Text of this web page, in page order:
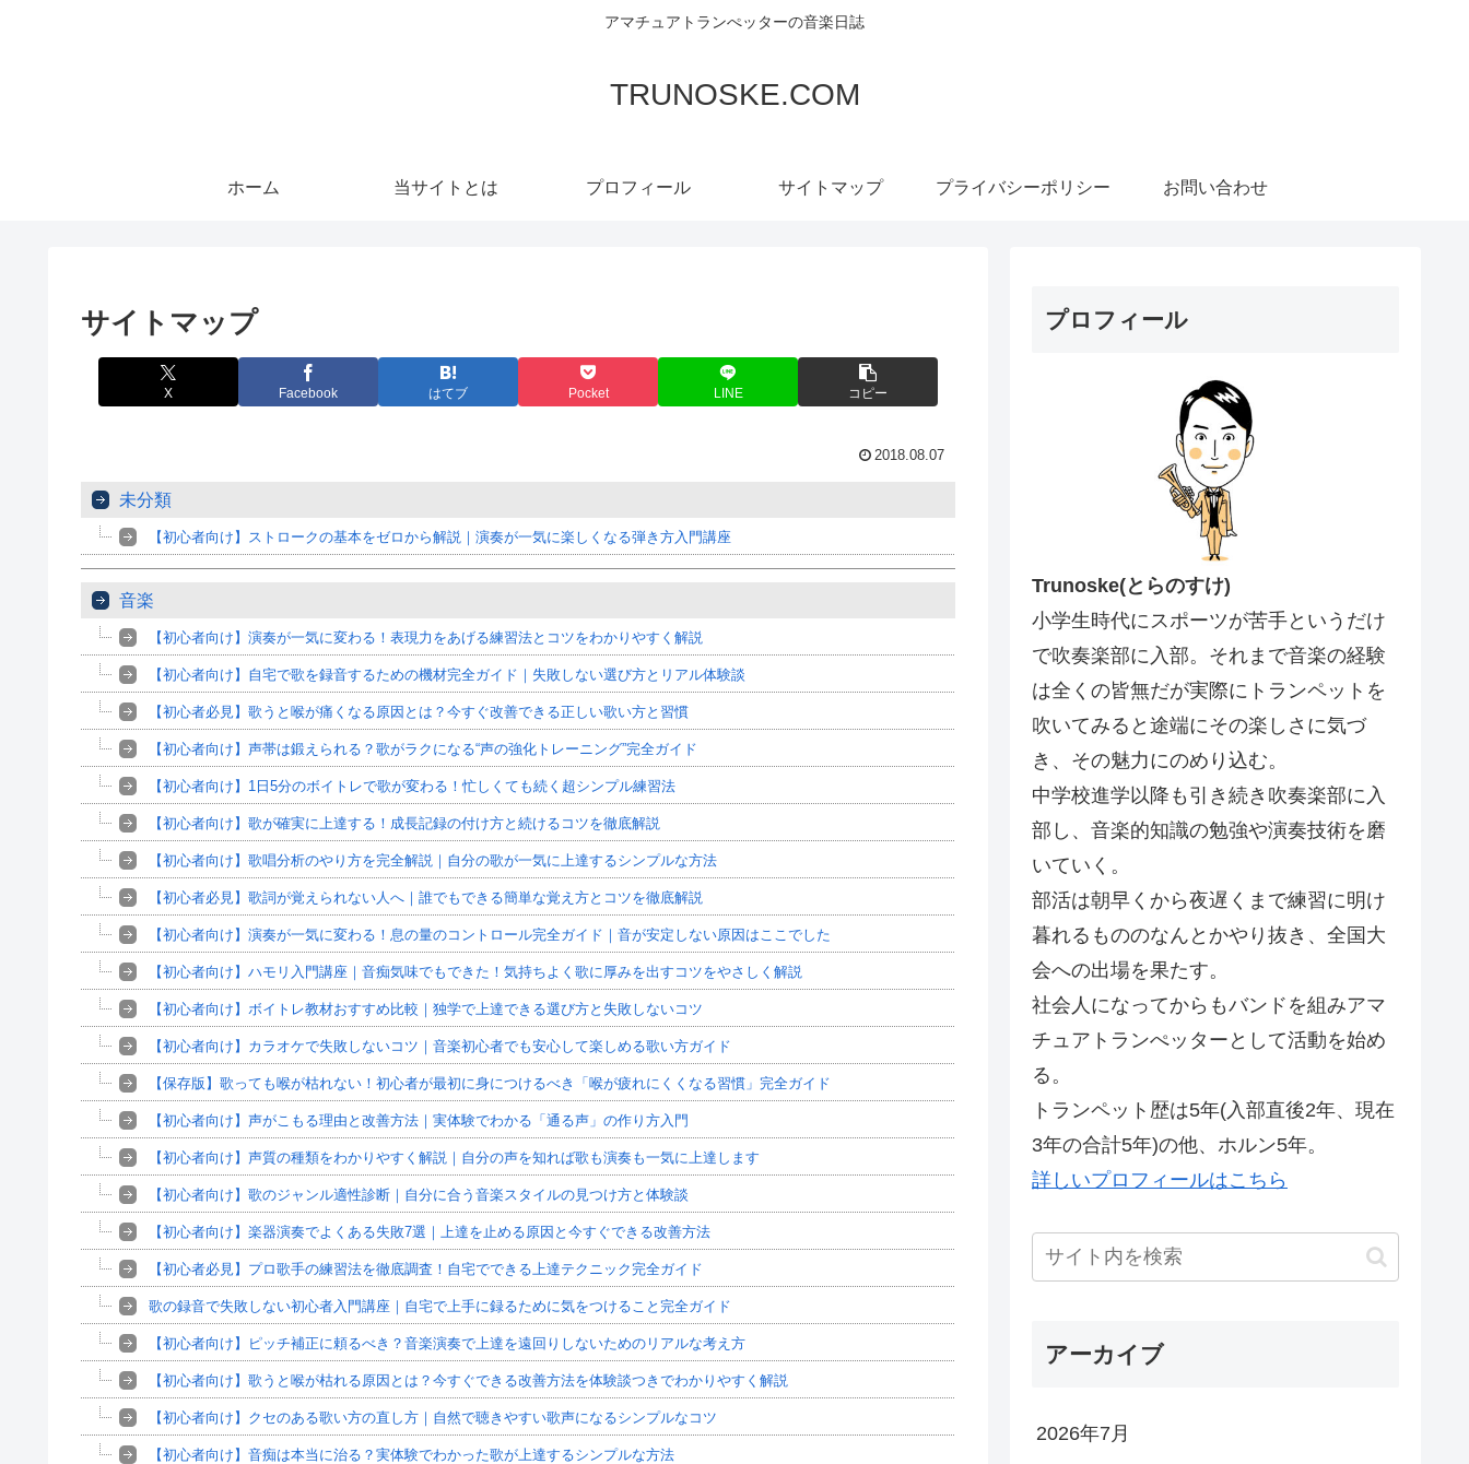
アマチュアトランぺッターの音楽日誌
TRUNOSKE.COM
ホーム 当サイトとは プロフィール サイトマップ プライバシーポリシー お問い合わせ
サイトマップ
X Facebook はてブ Pocket LINE コピー
2018.08.07
未分類
【初心者向け】ストロークの基本をゼロから解説｜演奏が一気に楽しくなる弾き方入門講座
音楽
【初心者向け】演奏が一気に変わる！表現力をあげる練習法とコツをわかりやすく解説
【初心者向け】自宅で歌を録音するための機材完全ガイド｜失敗しない選び方とリアル体験談
【初心者必見】歌うと喉が痛くなる原因とは？今すぐ改善できる正しい歌い方と習慣
【初心者向け】声帯は鍛えられる？歌がラクになる“声の強化トレーニング”完全ガイド
【初心者向け】1日5分のボイトレで歌が変わる！忙しくても続く超シンプル練習法
【初心者向け】歌が確実に上達する！成長記録の付け方と続けるコツを徹底解説
【初心者向け】歌唱分析のやり方を完全解説｜自分の歌が一気に上達するシンプルな方法
【初心者必見】歌詞が覚えられない人へ｜誰でもできる簡単な覚え方とコツを徹底解説
【初心者向け】演奏が一気に変わる！息の量のコントロール完全ガイド｜音が安定しない原因はここでした
【初心者向け】ハモリ入門講座｜音痴気味でもできた！気持ちよく歌に厚みを出すコツをやさしく解説
【初心者向け】ボイトレ教材おすすめ比較｜独学で上達できる選び方と失敗しないコツ
【初心者向け】カラオケで失敗しないコツ｜音楽初心者でも安心して楽しめる歌い方ガイド
【保存版】歌っても喉が枯れない！初心者が最初に身につけるべき「喉が疲れにくくなる習慣」完全ガイド
【初心者向け】声がこもる理由と改善方法｜実体験でわかる「通る声」の作り方入門
【初心者向け】声質の種類をわかりやすく解説｜自分の声を知れば歌も演奏も一気に上達します
【初心者向け】歌のジャンル適性診断｜自分に合う音楽スタイルの見つけ方と体験談
【初心者向け】楽器演奏でよくある失敗7選｜上達を止める原因と今すぐできる改善方法
【初心者必見】プロ歌手の練習法を徹底調査！自宅でできる上達テクニック完全ガイド
歌の録音で失敗しない初心者入門講座｜自宅で上手に録るために気をつけること完全ガイド
【初心者向け】ピッチ補正に頼るべき？音楽演奏で上達を遠回りしないためのリアルな考え方
【初心者向け】歌うと喉が枯れる原因とは？今すぐできる改善方法を体験談つきでわかりやすく解説
【初心者向け】クセのある歌い方の直し方｜自然で聴きやすい歌声になるシンプルなコツ
【初心者向け】音痴は本当に治る？実体験でわかった歌が上達するシンプルな方法
プロフィール
Trunoske(とらのすけ)
小学生時代にスポーツが苦手というだけ
で吹奏楽部に入部。それまで音楽の経験
は全くの皆無だが実際にトランペットを
吹いてみると途端にその楽しさに気づ
き、その魅力にのめり込む。
中学校進学以降も引き続き吹奏楽部に入
部し、音楽的知識の勉強や演奏技術を磨
いていく。
部活は朝早くから夜遅くまで練習に明け
暮れるもののなんとかやり抜き、全国大
会への出場を果たす。
社会人になってからもバンドを組みアマ
チュアトランぺッターとして活動を始め
る。
トランペット歴は5年(入部直後2年、現在
3年の合計5年)の他、ホルン5年。
詳しいプロフィールはこちら
アーカイブ
2026年7月